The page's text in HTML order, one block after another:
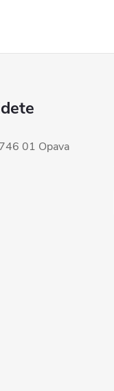
01 Opava